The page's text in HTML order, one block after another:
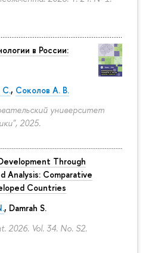
в России:
С., Соколов А. В.
университет
2025.
Through
Analysis: Comparative
Countries
, Damrah S.
2026. Vol. 34. No. S2.